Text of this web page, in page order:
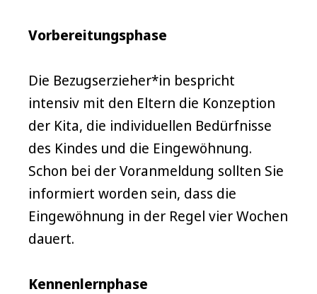
Vorbereitungsphase
Die Bezugserzieher*in bespricht
intensiv mit den Eltern die Konzeption
der Kita, die individuellen Bedürfnisse
des Kindes und die Eingewöhnung.
Schon bei der Voranmeldung sollten Sie
informiert worden sein, dass die
Eingewöhnung in der Regel vier Wochen
dauert.
Kennenlernphase